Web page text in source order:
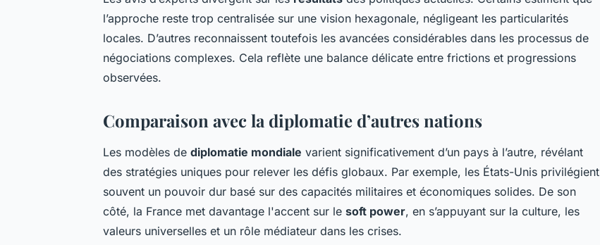
l’approche reste trop centralisée sur une vision hexagonale, négligeant les particularités
locales. D’autres reconnaissent toutefois les avancées considérables dans les processus de
négociations complexes. Cela reflète une balance délicate entre frictions et progressions
observées.
Comparaison avec la diplomatie d’autres nations
Les modèles de diplomatie mondiale varient significativement d’un pays à l’autre, révélant
des stratégies uniques pour relever les défis globaux. Par exemple, les États-Unis privilégient
souvent un pouvoir dur basé sur des capacités militaires et économiques solides. De son
côté, la France met davantage l'accent sur le soft power, en s’appuyant sur la culture, les
valeurs universelles et un rôle médiateur dans les crises.